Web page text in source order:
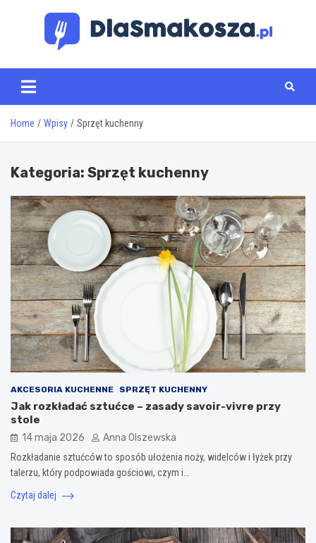
www.dlasmakosza.pl
Home Wpisy Sprzęt kuchenny
Kategoria: Sprzęt kuchenny
AKCESORIA KUCHENNE SPRZĘT KUCHENNY
Jak rozkładać sztućce – zasady savoir-vivre przy
stole
14 maja 2026 Anna Olszewska
Rozkładanie sztućców to sposób ułożenia noży, widelców i łyżek przy
talerzu, który podpowiada gościowi, czym i…
Czytaj dalej